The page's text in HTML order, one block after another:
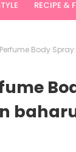
RECIPE &
Body